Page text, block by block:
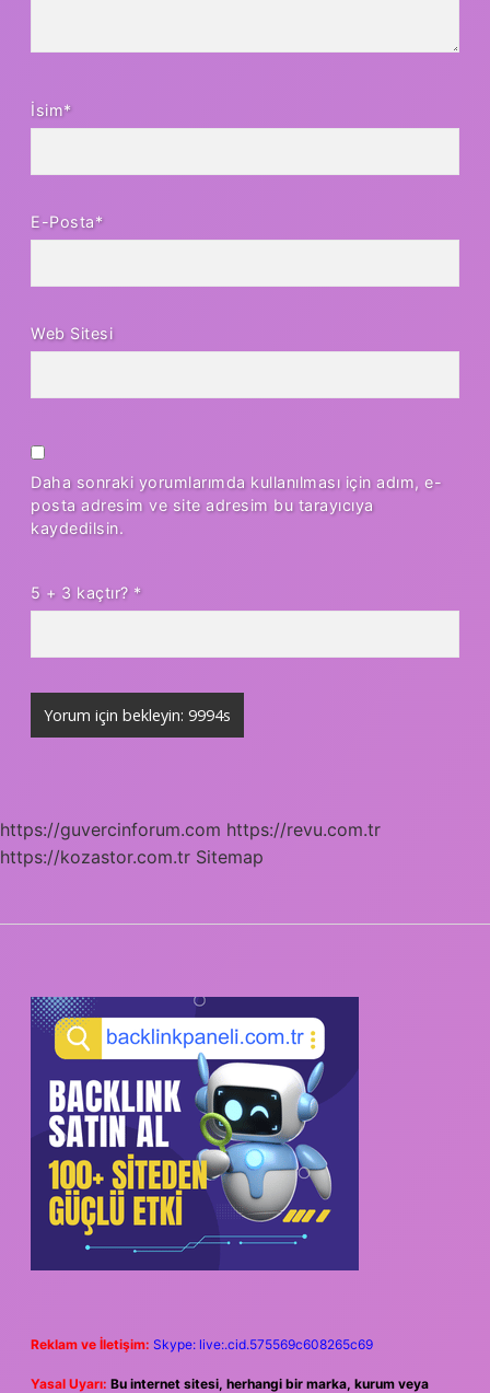
İsim*
E-Posta*
Web Sitesi
Daha sonraki yorumlarımda kullanılması için adım, e-
posta adresim ve site adresim bu tarayıcıya
kaydedilsin.
5 + 3 kaçtır? *
https://guvercinforum.com https://revu.com.tr
https://kozastor.com.tr Sitemap
SIDEBAR
Reklam ve İletişim: Skype: live:.cid.575569c608265c69
Yasal Uyarı: Bu internet sitesi, herhangi bir marka, kurum veya